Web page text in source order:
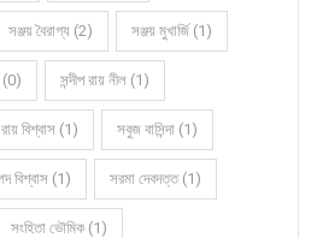
সঞ্জয় বৈরাগ্য (2) সঞ্জয় মুখার্জি (1)
(0) সন্দীপ রায় নীল (1)
বিশ্বাস (1) সবুজ বাসিন্দা (1)
বিশ্বাস (1) সরমা দেবদত্ত (1)
সংহিতা ভৌমিক (1)